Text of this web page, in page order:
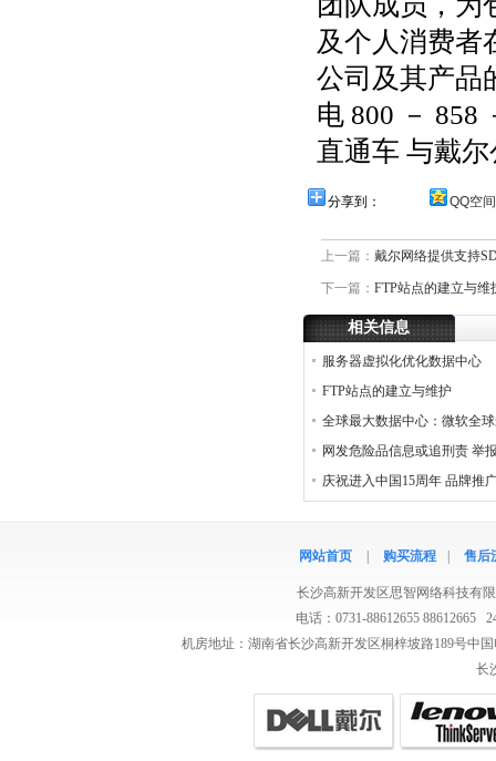
及个人消费者
公司及其产品
电 800 － 858
直通车 与戴
分享到： QQ空间
上一篇： 戴尔网络提供支持
下一篇： FTP站点的建立与维
相关信息
服务器虚拟化优化数据中心
FTP站点的建立与维护
全球最大数据中心：微软全
网发危险品信息或追刑责 举
庆祝进入中国15周年 品牌推
网站首页 购买流程 售后
长沙高新开发区思智网络科技有
电话：0731-88612655 88612665
机房地址：湖南省长沙高新开发区桐梓坡路189号中
长